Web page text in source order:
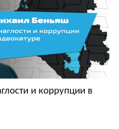
и коррупции в